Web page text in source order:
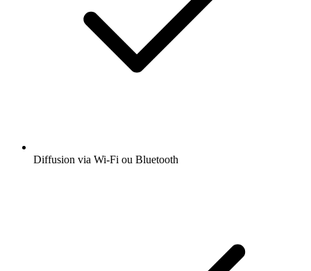
Diffusion via Wi-Fi ou Bluetooth